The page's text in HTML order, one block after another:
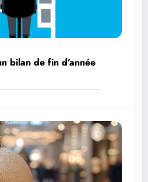
bilan de fin d’année